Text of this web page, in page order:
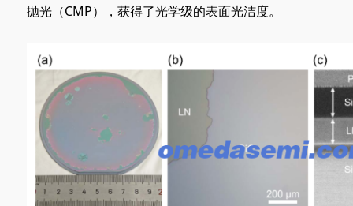
抛光（CMP），获得了光学级的表面光洁度。